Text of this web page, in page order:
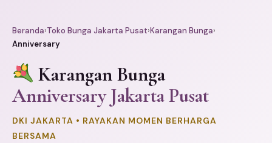
Beranda›Toko Bunga Jakarta Pusat›Karangan Bunga›
Anniversary
Karangan Bunga
Anniversary Jakarta Pusat
DKI JAKARTA • RAYAKAN MOMEN BERHARGA
BERSAMA